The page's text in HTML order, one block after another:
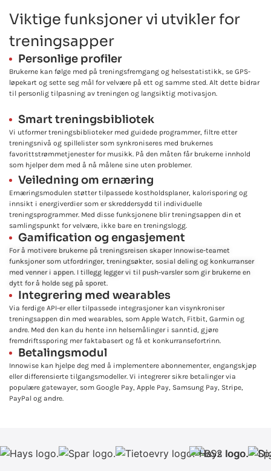
Viktige funksjoner vi utvikler for
treningsapper
Personlige profiler
Brukerne kan følge med på treningsfremgang og helsestatistikk, se GPS-
løpekart og sette seg mål for velvære på ett og samme sted. Alt dette bidrar
til personlig tilpasning av treningen og langsiktig motivasjon.
Smart treningsbibliotek
Vi utformer treningsbiblioteker med guidede programmer, filtre etter
treningsnivå og spillelister som synkroniseres med brukernes
favorittstrømmetjenester for musikk. På den måten får brukerne innhold
som hjelper dem med å nå målene sine uten problemer.
Veiledning om ernæring
Ernæringsmodulen støtter tilpassede kostholdsplaner, kalorisporing og
innsikt i energiverdier som er skreddersydd til individuelle
treningsprogrammer. Med disse funksjonene blir treningsappen din et
samlingspunkt for velvære, ikke bare en treningslogg.
Gamification og engasjement
For å motivere brukerne på treningsreisen skaper Innowise-teamet
funksjoner som utfordringer, treningsøkter, sosial deling og konkurranser
med venner i appen. I tillegg legger vi til push-varsler som gir brukerne en
dytt for å holde seg på sporet.
Integrering med wearables
Via ferdige API-er eller tilpassede integrasjoner kan visynkroniser
treningsappen din med wearables, som Apple Watch, Fitbit, Garmin og
andre. Med den kan du hente inn helsemålinger i sanntid, gjøre
fremdriftssporing mer faktabasert og få et konkurransefortrinn.
Betalingsmodul
Innowise kan hjelpe deg med å implementere abonnementer, engangskjøp
eller differensierte tilgangsmodeller. Vi integrerer sikre betalinger via
populære gatewayer, som Google Pay, Apple Pay, Samsung Pay, Stripe,
PayPal og andre.